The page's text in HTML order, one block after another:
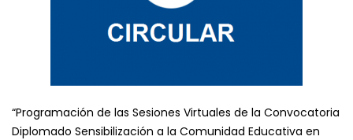
“Programación de las Sesiones Virtuales de la Convocatoria
Diplomado Sensibilización a la Comunidad Educativa en